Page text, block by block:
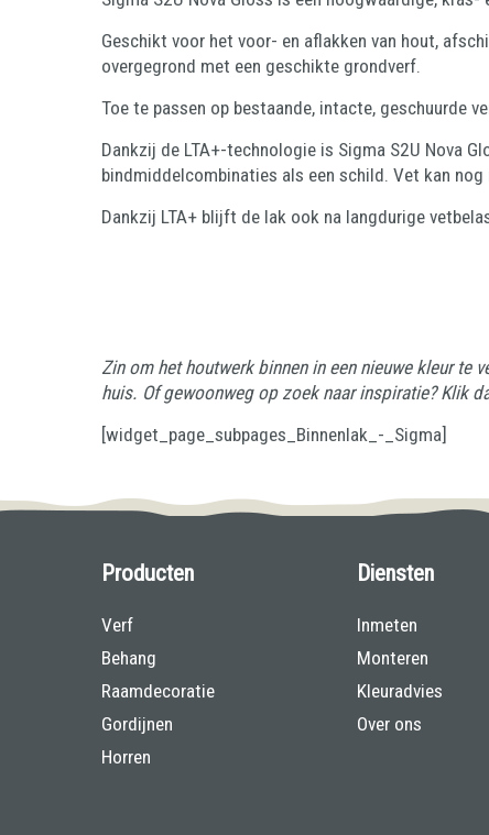
Geschikt voor het voor- en aflakken van hout,
overgegrond met een geschikte grondverf.
Toe te passen op bestaande, intacte, geschuurde
Dankzij de LTA+-technologie is Sigma S2U Nova
bindmiddelcombinaties als een schild. Vet kan
Dankzij LTA+ blijft de lak ook na langdurige
Zin om het houtwerk binnen in een nieuwe kleur te
huis. Of gewoonweg op zoek naar inspiratie? Klik
[widget_page_subpages_Binnenlak_-_Sigma]
Producten
Verf
Behang
Raamdecoratie
Gordijnen
Horren
Diensten
Inmeten
Monteren
Kleuradvies
Over ons